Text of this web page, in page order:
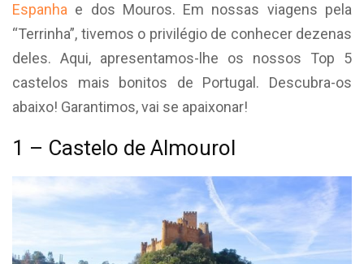
Espanha e dos Mouros. Em nossas viagens pela
“Terrinha”, tivemos o privilégio de conhecer dezenas
deles. Aqui, apresentamos-lhe os nossos Top 5
castelos mais bonitos de Portugal. Descubra-os
abaixo! Garantimos, vai se apaixonar!
1 – Castelo de Almourol